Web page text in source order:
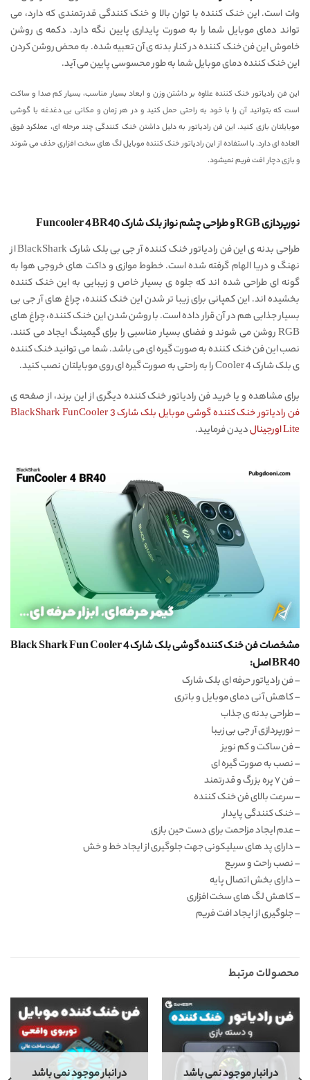
وات است. این خنک کننده با توان بالا و خنک کنندگی قدرتمندی که دارد، می
تواند دمای موبایل شما را به صورت پایداری پایین نگه دارد. دکمه ی روشن
خاموش این فن خنک کننده در کنار بدنه ی آن تعبیه شده. به محض روشن کردن
این خنک کننده دمای موبایل شما به طور محسوسی پایین می آید.
این فن رادیاتور خنک کننده علاوه بر داشتن وزن و ابعاد بسیار مناسب، بسیار کم صدا و ساکت
است که بتوانید آن را با خود به راحتی حمل کنید و در هر زمان و مکانی بی دغدغه با گوشی
موبایلتان بازی کنید. این فن رادیاتور به دلیل داشتن خنک کنندگی چند مرحله ای، عملکرد فوق
العاده ای دارد. با استفاده از این رادیاتور خنک کننده موبایل لگ های سخت افزاری حذف می شوند
و بازی دچار افت فریم نمیشود.
نورپردازی RGB و طراحی چشم نواز بلک شارک Funcooler 4 BR40
طراحی بدنه ی این فن رادیاتور خنک کننده آر جی بی بلک شارک BlackShark از
نهنگ و دریا الهام گرفته شده است. خطوط موازی و داکت های خروجی هوا به
گونه ای طراحی شده اند که جلوه ی بسیار خاص و زیبایی به این خنک کننده
بخشیده اند. این کمپانی برای زیبا تر شدن این خنک کننده، چراغ های آر جی بی
بسیار جذابی هم در آن قرار داده است. با روشن شدن این خنک کننده، چراغ های
RGB روشن می شوند و فضای بسیار مناسبی را برای گیمینگ ایجاد می کنند.
نصب این فن خنک کننده به صورت گیره ای می باشد. شما می توانید خنک کننده
ی بلک شارک Cooler 4 را به راحتی به صورت گیره ای روی موبایلتان نصب کنید.
برای مشاهده و یا خرید فن رادیاتور خنک کننده دیگری از این برند، از صفحه ی
فن رادیاتور خنک کننده گوشی موبایل بلک شارک BlackShark FunCooler 3
Lite اورجینال
دیدن فرمایید.
مشخصات فن خنک کننده گوشی بلک شارک Black Shark Fun Cooler 4
BR40 اصل:
– فن رادیاتور حرفه ای بلک شارک
– کاهش آنی دمای موبایل و باتری
– طراحی بدنه ی جذاب
– نورپردازی آر جی بی زیبا
– فن ساکت و کم نویز
– نصب به صورت گیره ای
– فن ۷ پره بزرگ و قدرتمند
– سرعت بالای فن خنک کننده
– خنک کنندگی پایدار
– عدم ایجاد مزاحمت برای دست حین بازی
– دارای پد های سیلیکونی جهت جلوگیری از ایجاد خط و خش
– نصب راحت و سریع
– دارای بخش اتصال پایه
– کاهش لگ های سخت افزاری
– جلوگیری از ایجاد افت فریم
محصولات مرتبط
در انبار موجود نمی باشد در انبار موجود نمی باشد